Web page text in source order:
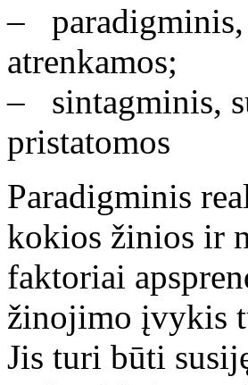
– paradigminis,
atrenkamos;
– sintagminis,
pristatomos
Paradigminis
kokios žinios ir
faktoriai
žinojimo įvykis
Jis turi būti